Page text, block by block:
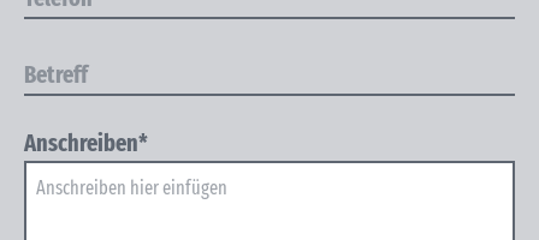
Anschreiben*